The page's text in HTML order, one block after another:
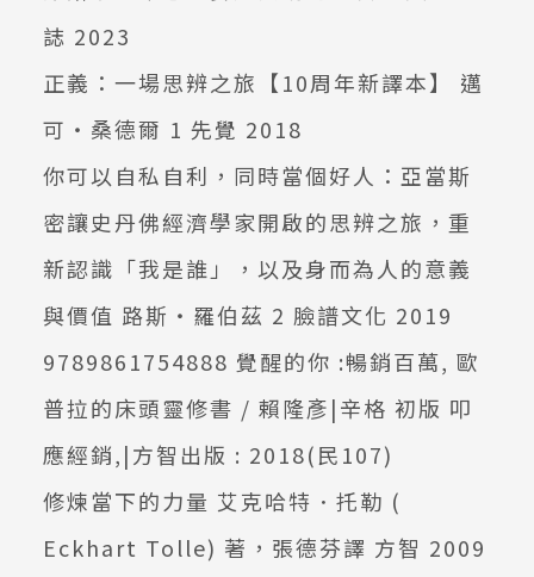
誌 2023
正義：一場思辨之旅【10周年新譯本】 邁
可‧桑德爾 1 先覺 2018
你可以自私自利，同時當個好人：亞當斯
密讓史丹佛經濟學家開啟的思辨之旅，重
新認識「我是誰」，以及身而為人的意義
與價值 路斯‧羅伯茲 2 臉譜文化 2019
9789861754888 覺醒的你 :暢銷百萬, 歐
普拉的床頭靈修書 / 賴隆彥|辛格 初版 叩
應經銷,|方智出版 : 2018(民107)
修煉當下的力量 艾克哈特．托勒 (
Eckhart Tolle) 著，張德芬譯 方智 2009